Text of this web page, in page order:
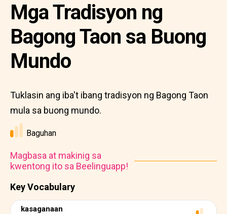
Key Vocabulary
kasaganaan
Mga Tradisyon ng
Bagong Taon sa Buong
Mundo
Tuklasin ang iba't ibang tradisyon ng Bagong Taon
mula sa buong mundo.
Baguhan
Magbasa at makinig sa
kwentong ito sa Beelinguapp!